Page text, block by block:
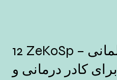
12 ZeKoSp – زبان آلمانی
برای کادر درمانی و